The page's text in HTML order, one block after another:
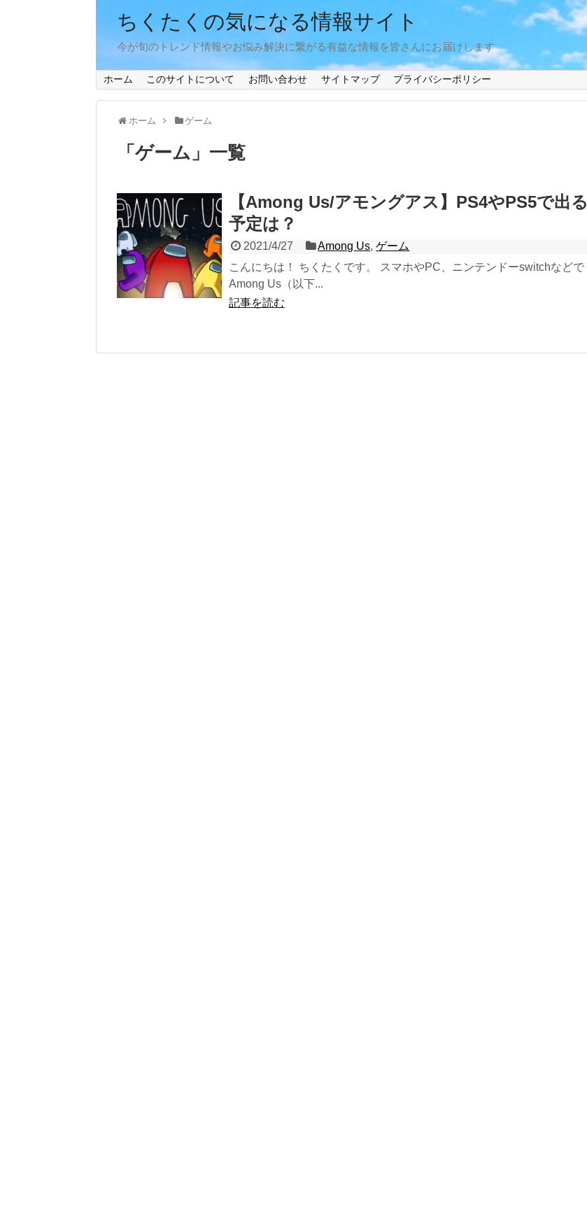
ちくたくの気になる情報サイト
今が旬のトレンド情報やお悩み解決に繋がる有益な情報を皆さんにお届けします
ホーム このサイトについて お問い合わせ サイトマップ プライバシーポリシー
ホーム ゲーム
「 ゲーム 」 一覧
【Among Us/アモングアス】PS4やPS5で出る
予定は？
2021/4/27 Among Us,ゲーム
こんにちは！ ちくたくです。 スマホやPC、ニンテンドーswitchなどで
Among Us（以下...
記事を読む